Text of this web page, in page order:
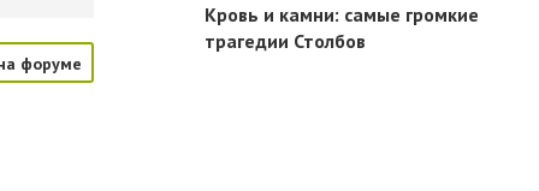
форуме
Кровь и камни: самые громкие
трагедии Столбов